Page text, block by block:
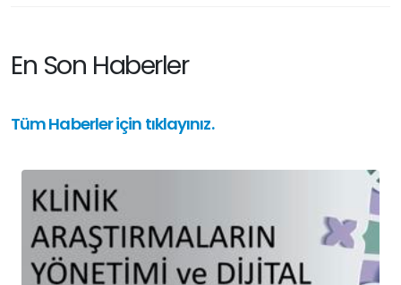
En Son Haberler
Tüm Haberler için tıklayınız.